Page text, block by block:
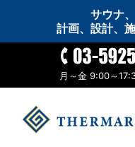
サウナ
計画、設計、
月～金 9:00～